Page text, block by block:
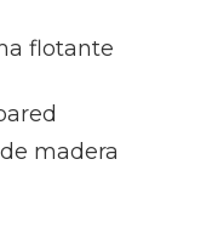
flotante
madera